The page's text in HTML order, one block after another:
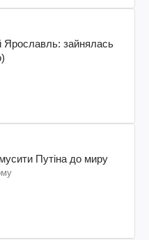
Ярославль: зайнялась
Путіна до миру